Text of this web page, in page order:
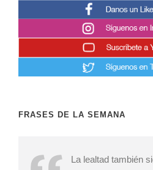
FRASES DE LA SEMANA
La lealtad también